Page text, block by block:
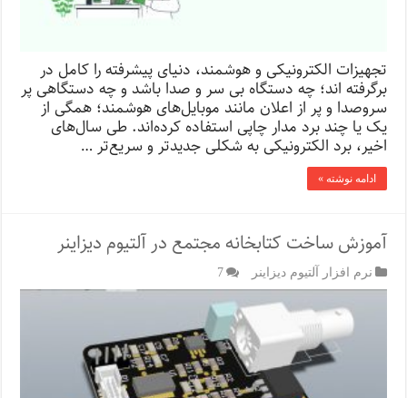
تجهیزات الکترونیکی و هوشمند، دنیای پیشرفته را کامل در
برگرفته اند؛ چه دستگاه بی سر و صدا باشد و چه دستگاهی پر
سروصدا و پر از اعلان‌ مانند موبایل‌های هوشمند؛ همگی از
یک یا چند برد مدار چاپی استفاده کرده‌اند. طی سال‌های
اخیر، برد الکترونیکی به شکلی جدیدتر و سریع‌تر …
ادامه نوشته »
آموزش ساخت کتابخانه مجتمع در آلتیوم دیزاینر
نرم افزار آلتیوم دیزاینر 7